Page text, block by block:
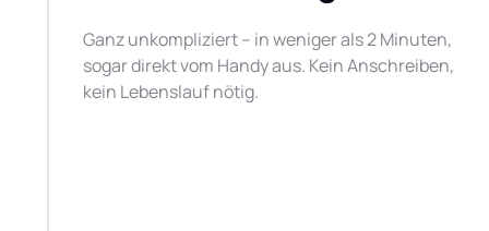
Ganz unkompliziert – in weniger als 2 Minuten,
sogar direkt vom Handy aus. Kein Anschreiben,
kein Lebenslauf nötig.